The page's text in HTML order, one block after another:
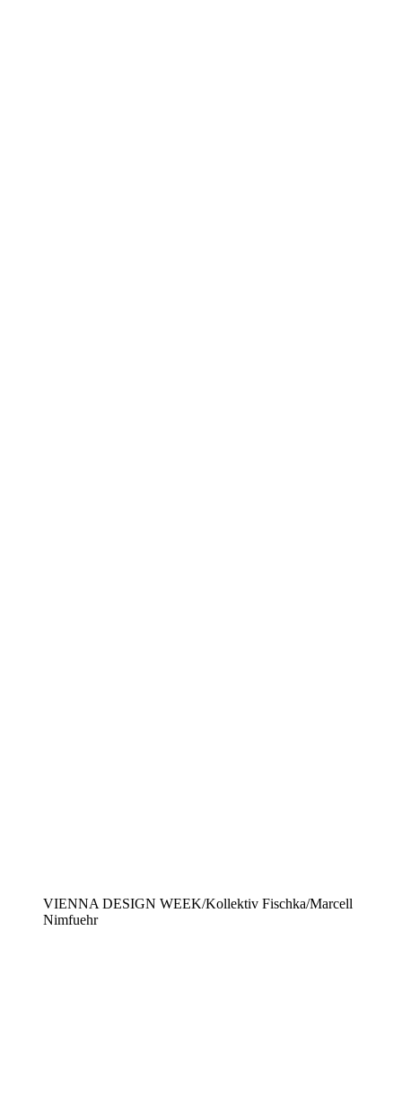
VIENNA DESIGN WEEK/Kollektiv Fischka/Marcell
Nimfuehr